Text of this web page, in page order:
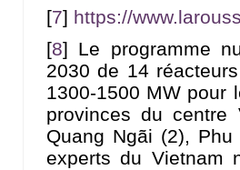
[7] https://
[8] Le programme
2030 de 14
1300-1500 MW pour
provinces du
Quang Ngãi (2),
experts du Vietnam